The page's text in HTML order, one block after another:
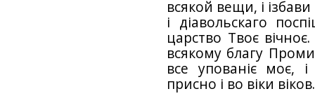
всякой вещи, і
і діавольскаго
царство Твоє
всякому благу
все упованіє моє,
присно і во віки